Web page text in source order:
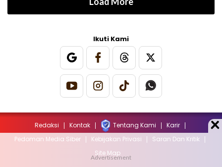
Ikuti Kami
Redaksi Kontak Tentang Kami
Karir
Pedoman Media Siber
Kebijakan Privasi
Saran Dan Kritik
Site Map